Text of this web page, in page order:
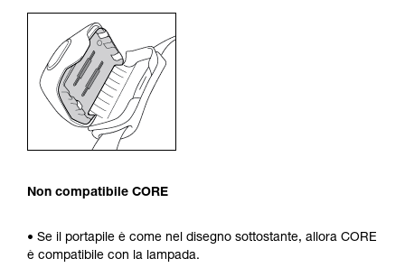
Non compatibile CORE
• Se il portapile è come nel disegno sottostante, allora CORE
è compatibile con la lampada.